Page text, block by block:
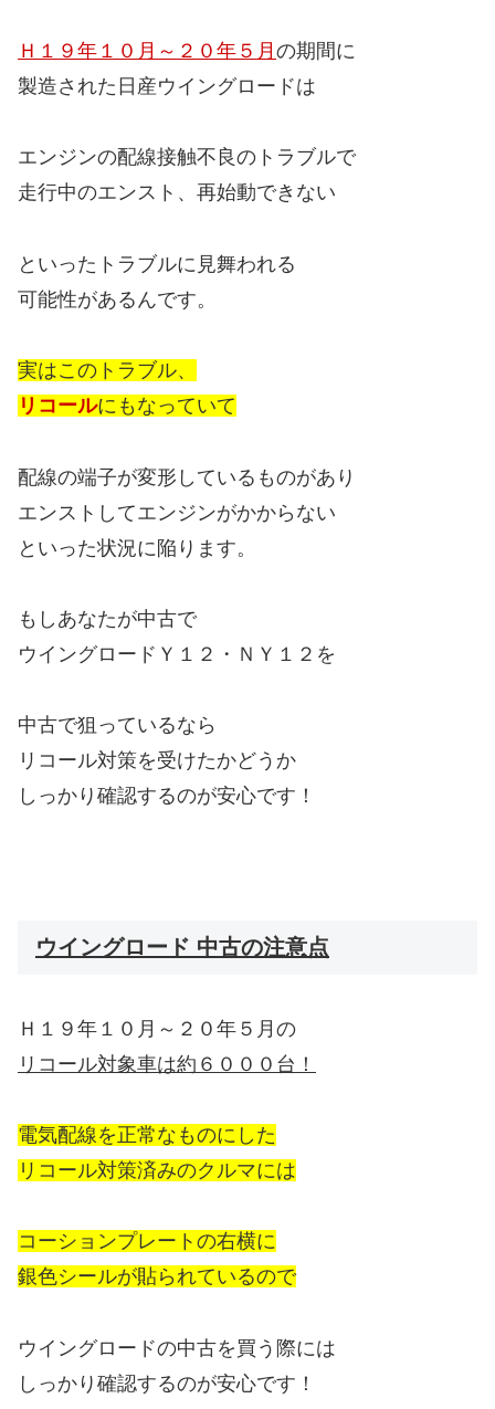
Ｈ１９年１０月～２０年５月 の期間に
製造された日産ウイングロードは
エンジンの配線接触不良のトラブルで
走行中のエンスト、再始動できない
といったトラブルに見舞われる
可能性があるんです。
実はこのトラブル、
リコールにもなっていて
配線の端子が変形しているものがあり
エンストしてエンジンがかからない
といった状況に陥ります。
もしあなたが中古で
ウイングロードＹ１２・ＮＹ１２を
中古で狙っているなら
リコール対策を受けたかどうか
しっかり確認するのが安心です！
ウイングロード 中古の注意点
Ｈ１９年１０月～２０年５月の
リコール対象車は約６０００台！
電気配線を正常なものにした
リコール対策済みのクルマには
コーションプレートの右横に
銀色シールが貼られているので
ウイングロードの中古を買う際には
しっかり確認するのが安心です！